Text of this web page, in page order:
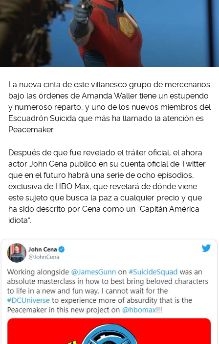
La nueva cinta de este villanesco grupo de mercenarios
bajo las órdenes de Amanda Waller tiene un estupendo
y numeroso reparto, y uno de los nuevos miembros del
Escuadrón Suicida que más ha llamado la atención es
Peacemaker.
Después de que fue revelado el tráiler oficial, el ahora
actor John Cena publicó en su cuenta oficial de Twitter
que en el futuro habrá una serie de ocho episodios,
exclusiva de HBO Max, que revelará de dónde viene
este sujeto que busca la paz a cualquier precio y que
ha sido descrito por Cena como un “Capitán América
idiota”.